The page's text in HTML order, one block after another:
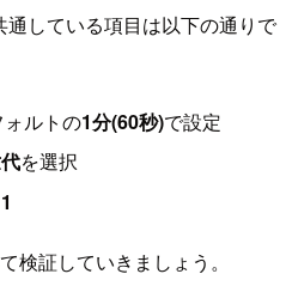
している項目は以下の通りで
ルトの1分(60秒)で設定
を選択
検証していきましょう。